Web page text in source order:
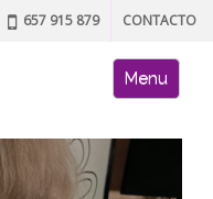
657 915 879 CONTACTO
AFA site
Skip to content
Menu